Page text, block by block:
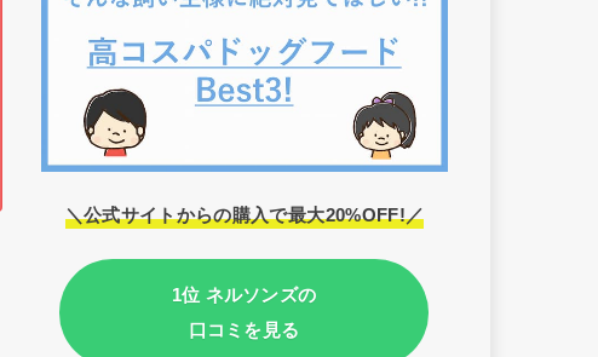
＼公式サイトからの購入で最大20%OFF!／
1位 ネルソンズの
口コミを見る